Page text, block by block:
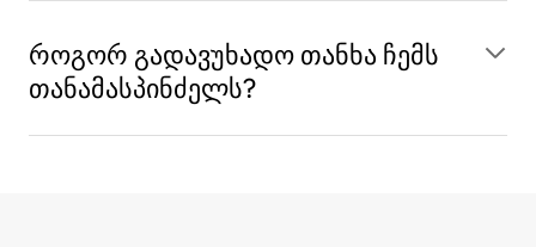
როგორ გადავუხადო თანხა ჩემს
თანამასპინძელს?